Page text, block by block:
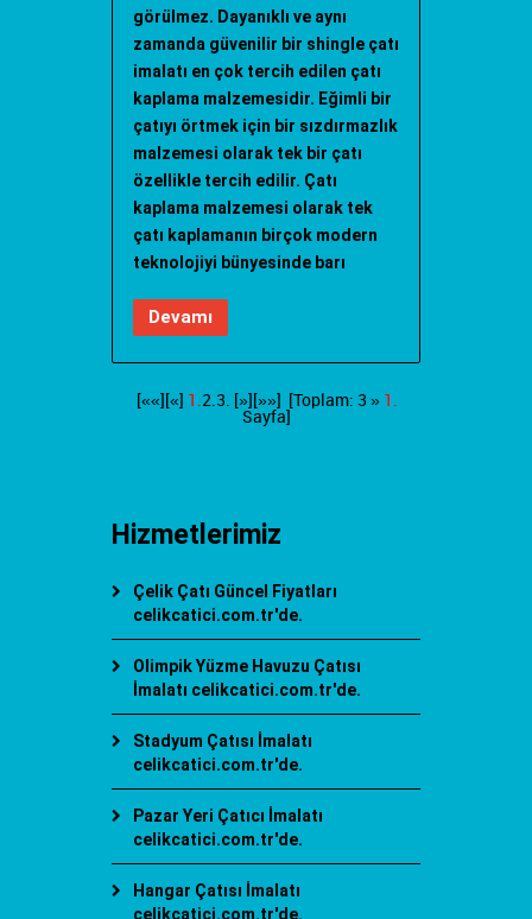
görülmez. Dayanıklı ve aynı
zamanda güvenilir bir shingle çatı
imalatı en çok tercih edilen çatı
kaplama malzemesidir. Eğimli bir
çatıyı örtmek için bir sızdırmazlık
malzemesi olarak tek bir çatı
özellikle tercih edilir. Çatı
kaplama malzemesi olarak tek
çatı kaplamanın birçok modern
teknolojiyi bünyesinde barı
Devamı
[««][«] 1. 2. 3. [»] [»»] [Toplam: 3 » 1.
Sayfa]
Hizmetlerimiz
Çelik Çatı Güncel Fiyatları
celikcatici.com.tr'de.
Olimpik Yüzme Havuzu Çatısı
İmalatı celikcatici.com.tr'de.
Stadyum Çatısı İmalatı
celikcatici.com.tr'de.
Pazar Yeri Çatıcı İmalatı
celikcatici.com.tr'de.
Hangar Çatısı İmalatı
celikcatici.com.tr'de.